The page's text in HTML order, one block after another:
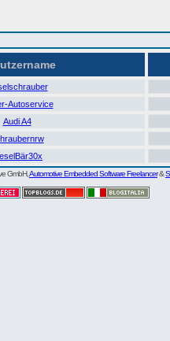
Autoservice
Audi A4
GmbH,Automotive Embedded Software Freelancer&